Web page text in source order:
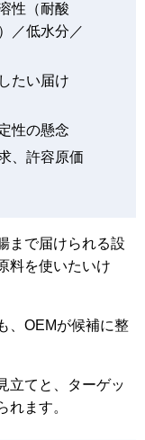
性（耐酸
／低水分／
たい届け
性の懸念
、許容原価
まで届けられる設
料を使いたいけ
、OEMが候補に整
立てと、ターゲッ
れます。